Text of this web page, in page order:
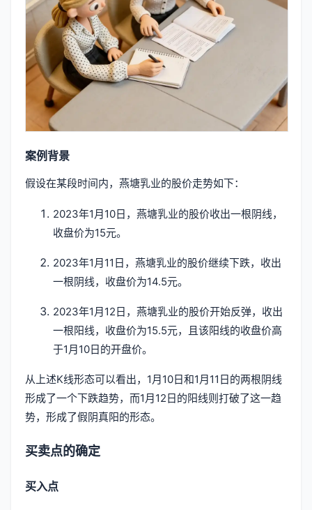
案例背景
假设在某段时间内，燕塘乳业的股价走势如下：
2023年1月10日，燕塘乳业的股价收出一根阴线，
收盘价为15元。
2023年1月11日，燕塘乳业的股价继续下跌，收出
一根阴线，收盘价为14.5元。
2023年1月12日，燕塘乳业的股价开始反弹，收出
一根阳线，收盘价为15.5元，且该阳线的收盘价高
于1月10日的开盘价。
从上述K线形态可以看出，1月10日和1月11日的两根阴线
形成了一个下跌趋势，而1月12日的阳线则打破了这一趋
势，形成了假阴真阳的形态。
买卖点的确定
买入点